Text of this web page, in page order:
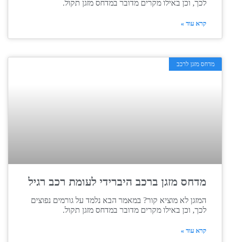
לכך, וכן באילו מקרים מדובר במדחס מזגן תקול.
קרא עוד »
מדחס מזגן לרכב
מדחס מזגן ברכב היברידי לעומת רכב רגיל
המזגן לא מוציא קור? במאמר הבא נלמד על גורמים נפוצים
לכך, וכן באילו מקרים מדובר במדחס מזגן תקול.
קרא עוד »